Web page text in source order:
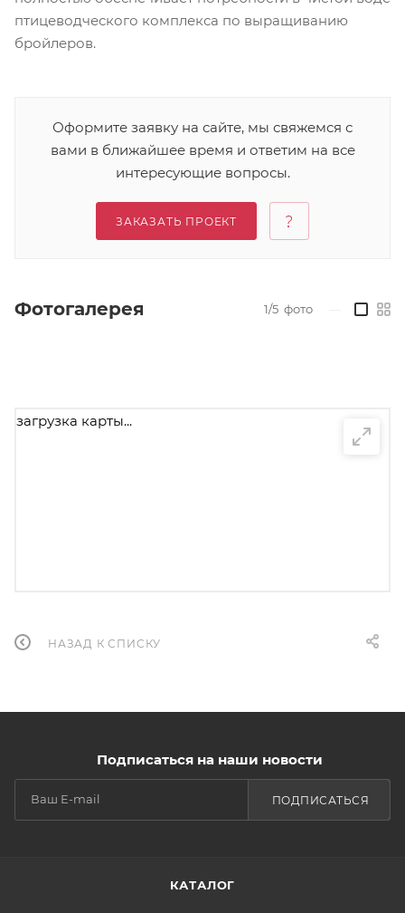
птицеводческого комплекса по выращиванию
бройлеров.
Оформите заявку на сайте, мы свяжемся с
вами в ближайшее время и ответим на все
интересующие вопросы.
ЗАКАЗАТЬ ПРОЕКТ
Фотогалерея 1/5 фото
загрузка карты...
НАЗАД К СПИСКУ
Подписаться на наши новости
ПОДПИСАТЬСЯ
КАТАЛОГ